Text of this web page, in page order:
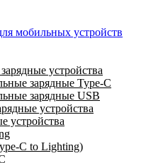
мобильных устройств
устройства
зарядные Type-C
зарядные USB
устройства
устройства
C to Lighting)